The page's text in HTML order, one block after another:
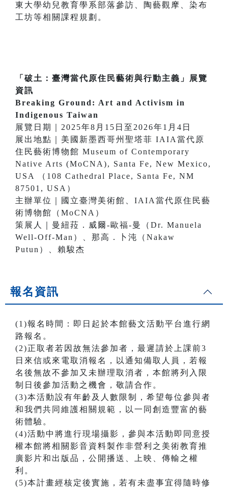
東大學幼兒教育學系部落參訪、陶藝觀摩、染布
工坊等相關課程規劃。
「破土：臺灣當代原住民藝術與行動主義」展覽
資訊
Breaking Ground: Art and Activism in
Indigenous Taiwan
展覽日期｜2025年8月15日至2026年1月4日
展出地點｜美國新墨西哥州聖塔菲 IAIA當代原
住民藝術博物館 Museum of Contemporary
Native Arts (MoCNA), Santa Fe, New Mexico,
USA （108 Cathedral Place, Santa Fe, NM
87501, USA）
主辦單位｜國立臺灣美術館、IAIA當代原住民藝
術博物館（MoCNA）
策展人｜曼紐菈．威爾-歐福-曼（Dr. Manuela
Well-Off-Man）、那高．卜沌（Nakaw
Putun）、賴駿杰
報名資訊
(1)報名時間：即日起於本館藝文活動平台進行網
路報名。
(2)正取者若因故無法參加者，最遲請於上課前3
日來信或來電取消報名，以通知備取人員，若報
名後無故不參加又未辦理取消者，本館將列入限
制日後參加活動之機會，敬請合作。
(3)本活動設有年齡及人數限制，希望每位參與者
和我們共同維護相關規範，以一同創造豐富的藝
術體驗。
(4)活動中將進行現場攝影，參與本活動即同意授
權本館將相關影音資料製作非營利之美術教育推
廣影片和出版品，公開播送、上映、傳輸之權
利。
(5)本計畫經核定後實施，若有未盡事宜得隨時修